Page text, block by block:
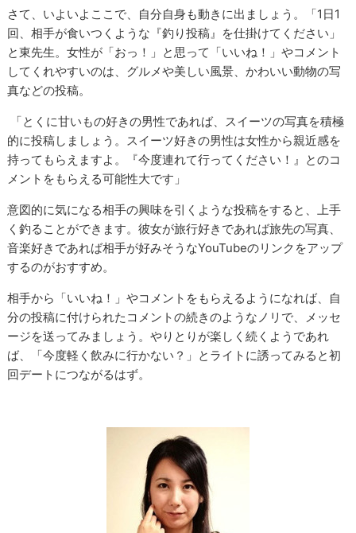
さて、いよいよここで、自分自身も動きに出ましょう。「1日1
回、相手が食いつくような『釣り投稿』を仕掛けてください」
と東先生。女性が「おっ！」と思って「いいね！」やコメント
してくれやすいのは、グルメや美しい風景、かわいい動物の写
真などの投稿。
「とくに甘いもの好きの男性であれば、スイーツの写真を積極
的に投稿しましょう。スイーツ好きの男性は女性から親近感を
持ってもらえますよ。『今度連れて行ってください！』とのコ
メントをもらえる可能性大です」
意図的に気になる相手の興味を引くような投稿をすると、上手
く釣ることができます。彼女が旅行好きであれば旅先の写真、
音楽好きであれば相手が好みそうなYouTubeのリンクをアップ
するのがおすすめ。
相手から「いいね！」やコメントをもらえるようになれば、自
分の投稿に付けられたコメントの続きのようなノリで、メッセ
ージを送ってみましょう。やりとりが楽しく続くようであれ
ば、「今度軽く飲みに行かない？」とライトに誘ってみると初
回デートにつながるはず。